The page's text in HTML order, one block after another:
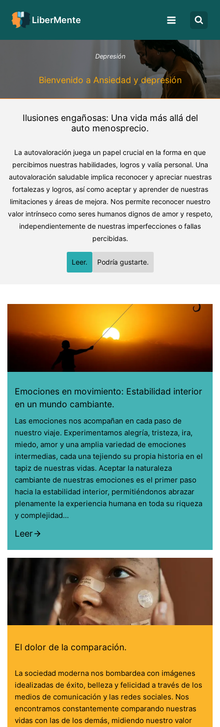
LiberMente
Depresión
Bienvenido a Ansiedad y depresión
Ilusiones engañosas: Una vida más allá del
auto menosprecio.
La autovaloración juega un papel crucial en la forma en que
percibimos nuestras habilidades, logros y valía personal. Una
autovaloración saludable implica reconocer y apreciar nuestras
fortalezas y logros, así como aceptar y aprender de nuestras
limitaciones y áreas de mejora. Nos permite reconocer nuestro
valor intrínseco como seres humanos dignos de amor y respeto,
independientemente de nuestras imperfecciones o fallas
percibidas.
Leer. Podría gustarte.
Emociones en movimiento: Estabilidad interior
en un mundo cambiante.
Las emociones nos acompañan en cada paso de
nuestro viaje. Experimentamos alegría, tristeza, ira,
miedo, amor y una amplia variedad de emociones
intermedias, cada una tejiendo su propia historia en el
tapiz de nuestras vidas. Aceptar la naturaleza
cambiante de nuestras emociones es el primer paso
hacia la estabilidad interior, permitiéndonos abrazar
plenamente la experiencia humana en toda su riqueza
y complejidad…
Leer
El dolor de la comparación.
La sociedad moderna nos bombardea con imágenes
idealizadas de éxito, belleza y felicidad a través de los
medios de comunicación y las redes sociales. Nos
encontramos constantemente comparando nuestras
vidas con las de los demás, midiendo nuestro valor